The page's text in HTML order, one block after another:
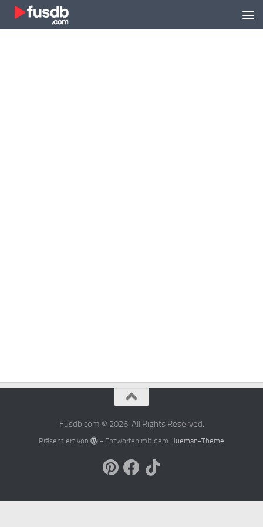
Zum Inhalt springen
Fusdb.com © 2026. All Rights Reserved.
Präsentiert von - Entworfen mit dem Hueman-Theme